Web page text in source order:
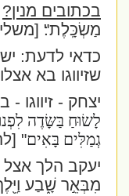
בכתובים מנין?
מַשְׂכָּֽלֶת"׃ [משלי
כדאי לדעת: יש
שזיווגו בא אצלו.
יצחק - זיווגו
לָשׂוּחַ בַּשָּׂדֶה
גְמַלִּים בָּאִים"
יעקב הלך אצל
מִבְּאֵ֣ר שָׁ֑בַע וַיֵּ֖לֶךְ